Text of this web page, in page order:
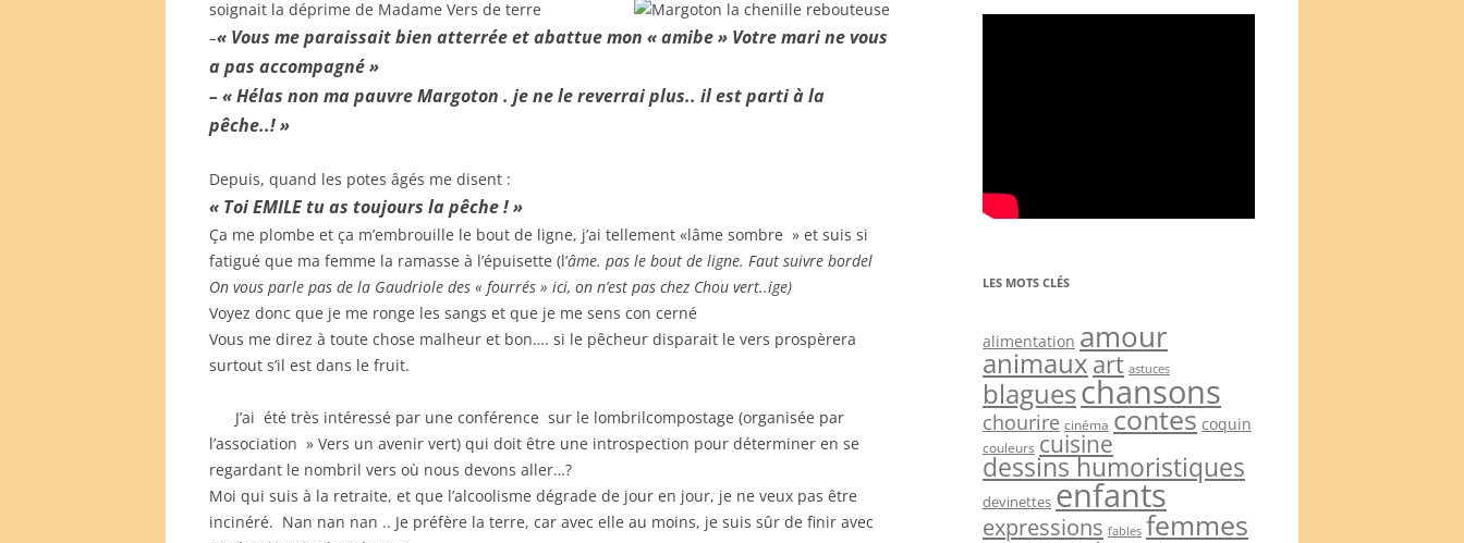
soignait la déprime de Madame Vers de terre
–« Vous me paraissait bien atterrée et abattue mon « amibe » Votre mari ne vous
a pas accompagné »
– « Hélas non ma pauvre Margoton . je ne le reverrai plus.. il est parti à la
pêche..! »
Depuis, quand les potes âgés me disent :
« Toi EMILE tu as toujours la pêche ! »
Ça me plombe et ça m’embrouille le bout de ligne, j’ai tellement «lâme sombre » et suis si
fatigué que ma femme la ramasse à l’épuisette (l’âme. pas le bout de ligne. Faut suivre bordel
On vous parle pas de la Gaudriole des « fourrés » ici, on n’est pas chez Chou vert..ige)
Voyez donc que je me ronge les sangs et que je me sens con cerné
Vous me direz à toute chose malheur et bon…. si le pêcheur disparait le vers prospèrera
surtout s’il est dans le fruit.
J’ai été très intéressé par une conférence sur le lombrilcompostage (organisée par
l’association » Vers un avenir vert) qui doit être une introspection pour déterminer en se
regardant le nombril vers où nous devons aller…?
Moi qui suis à la retraite, et que l’alcoolisme dégrade de jour en jour, je ne veux pas être
incinéré. Nan nan nan .. Je préfère la terre, car avec elle au moins, je suis sûr de finir avec
LES MOTS CLÉS
alimentation amour
animauxart astuces
blagueschansons
chourire cinéma contes coquin
couleurs cuisine
dessins humoristiques
devinettes enfants
expressions fables femmes